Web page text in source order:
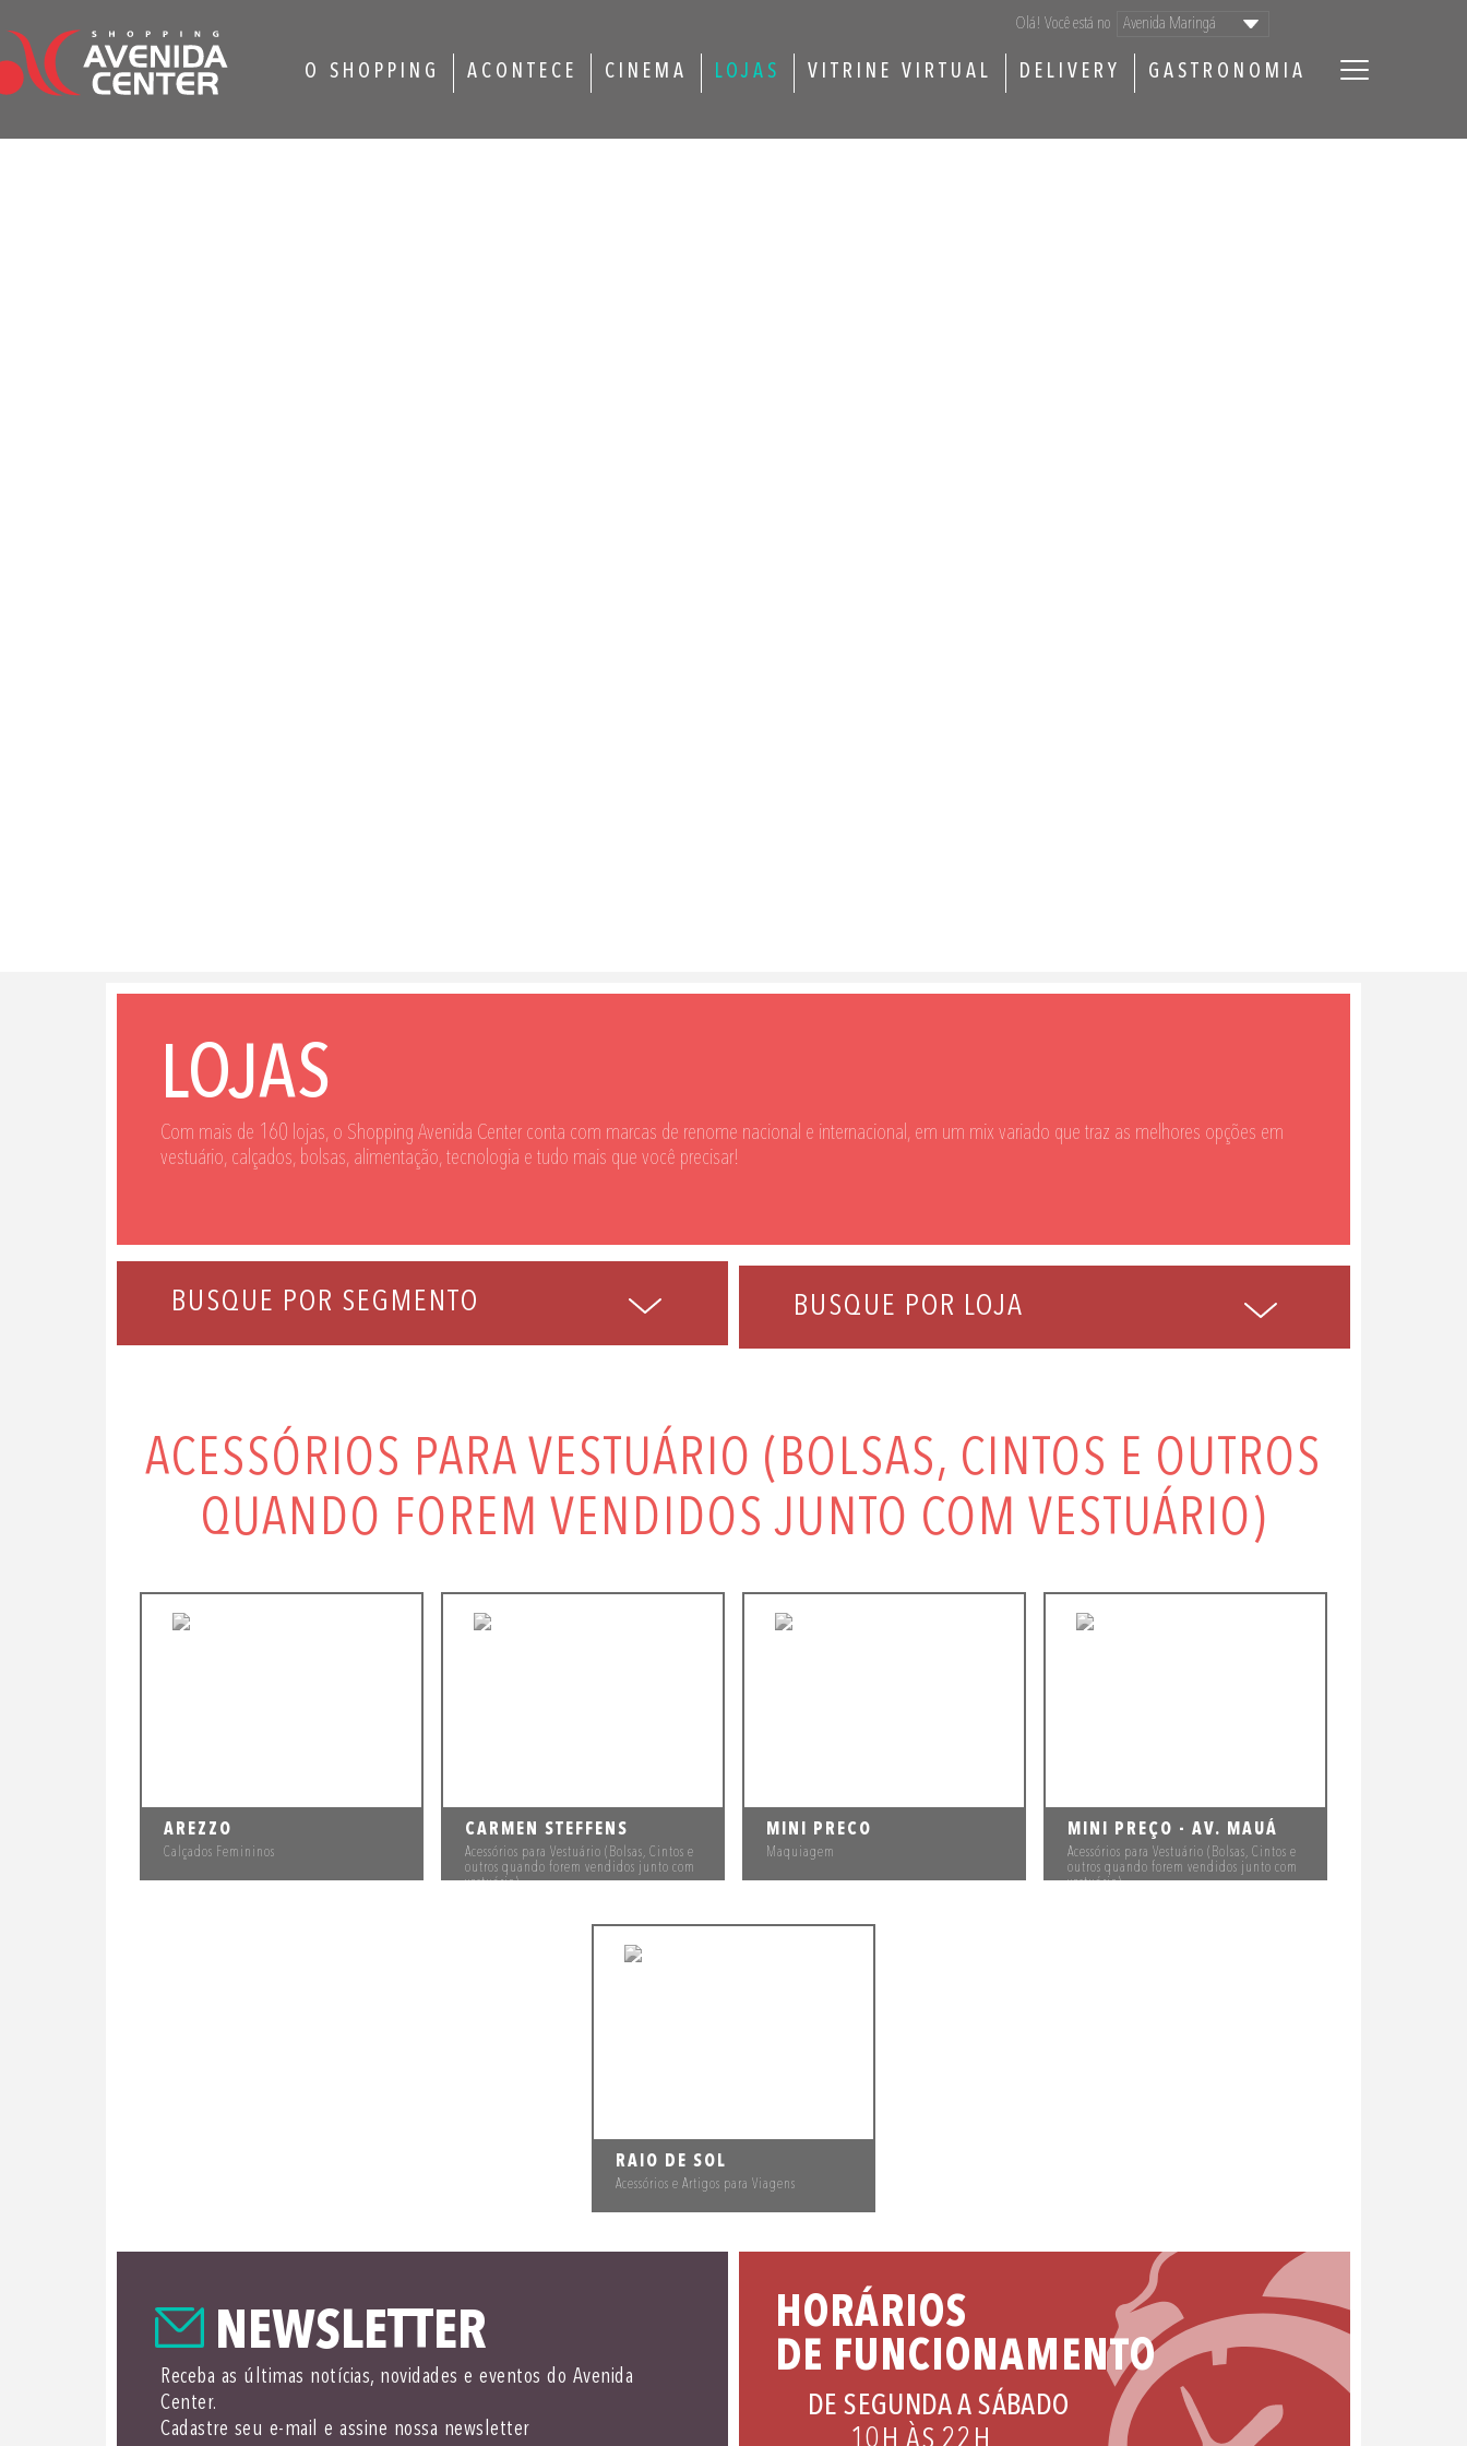
Olá! Você está no
O SHOPPING ACONTECE CINEMA LOJAS VITRINE VIRTUAL DELIVERY GASTRONOMIA
LOJAS
Com mais de 160 lojas, o Shopping Avenida Center conta com marcas de renome nacional e internacional, em um mix variado que traz as melhores opções em
vestuário, calçados, bolsas, alimentação, tecnologia e tudo mais que você precisar!
BUSQUE POR LOJA
ACESSÓRIOS PARA VESTUÁRIO (BOLSAS, CINTOS E OUTROS
QUANDO FOREM VENDIDOS JUNTO COM VESTUÁRIO)
AREZZO
Calçados Femininos
CARMEN STEFFENS
Acessórios para Vestuário (Bolsas, Cintos e
outros quando forem vendidos junto com
vestuário)
MINI PRECO
Maquiagem
MINI PREÇO - AV. MAUÁ
Acessórios para Vestuário (Bolsas, Cintos e
outros quando forem vendidos junto com
vestuário)
RAIO DE SOL
Acessórios e Artigos para Viagens
NEWSLETTER
Receba as últimas notícias, novidades e eventos do Avenida
Center.
Cadastre seu e-mail e assine nossa newsletter
HORÁRIOS
DE FUNCIONAMENTO
DE SEGUNDA A SÁBADO